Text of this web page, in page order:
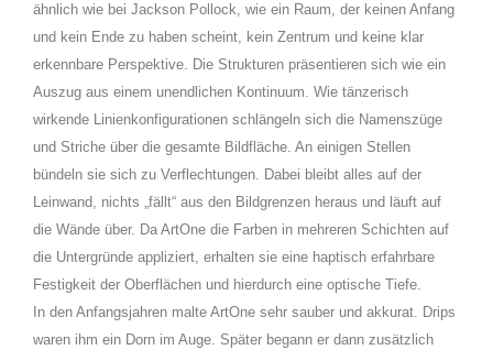
ähnlich wie bei Jackson Pollock, wie ein Raum, der keinen Anfang
und kein Ende zu haben scheint, kein Zentrum und keine klar
erkennbare Perspektive. Die Strukturen präsentieren sich wie ein
Auszug aus einem unendlichen Kontinuum. Wie tänzerisch
wirkende Linienkonfigurationen schlängeln sich die Namenszüge
und Striche über die gesamte Bildfläche. An einigen Stellen
bündeln sie sich zu Verflechtungen. Dabei bleibt alles auf der
Leinwand, nichts „fällt“ aus den Bildgrenzen heraus und läuft auf
die Wände über. Da ArtOne die Farben in mehreren Schichten auf
die Untergründe appliziert, erhalten sie eine haptisch erfahrbare
Festigkeit der Oberflächen und hierdurch eine optische Tiefe.
In den Anfangsjahren malte ArtOne sehr sauber und akkurat. Drips
waren ihm ein Dorn im Auge. Später begann er dann zusätzlich